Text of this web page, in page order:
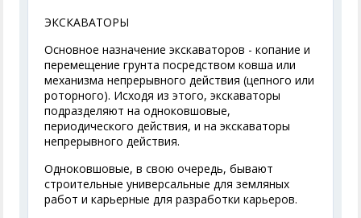
ЭКСКАВАТОРЫ
Основное назначение экскаваторов - копание и
перемещение грунта посредством ковша или
механизма непрерывного действия (цепного или
роторного). Исходя из этого, экскаваторы
подразделяют на одноковшовые,
периодического действия, и на экскаваторы
непрерывного действия.
Одноковшовые, в свою очередь, бывают
строительные универсальные для земляных
работ и карьерные для разработки карьеров.